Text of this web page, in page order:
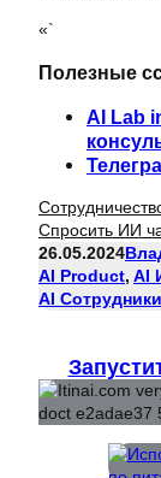
«`
Полезные
AI Lab
Спросить ИИ
26.05.2024
AI Product, AI
AI Сотрудники